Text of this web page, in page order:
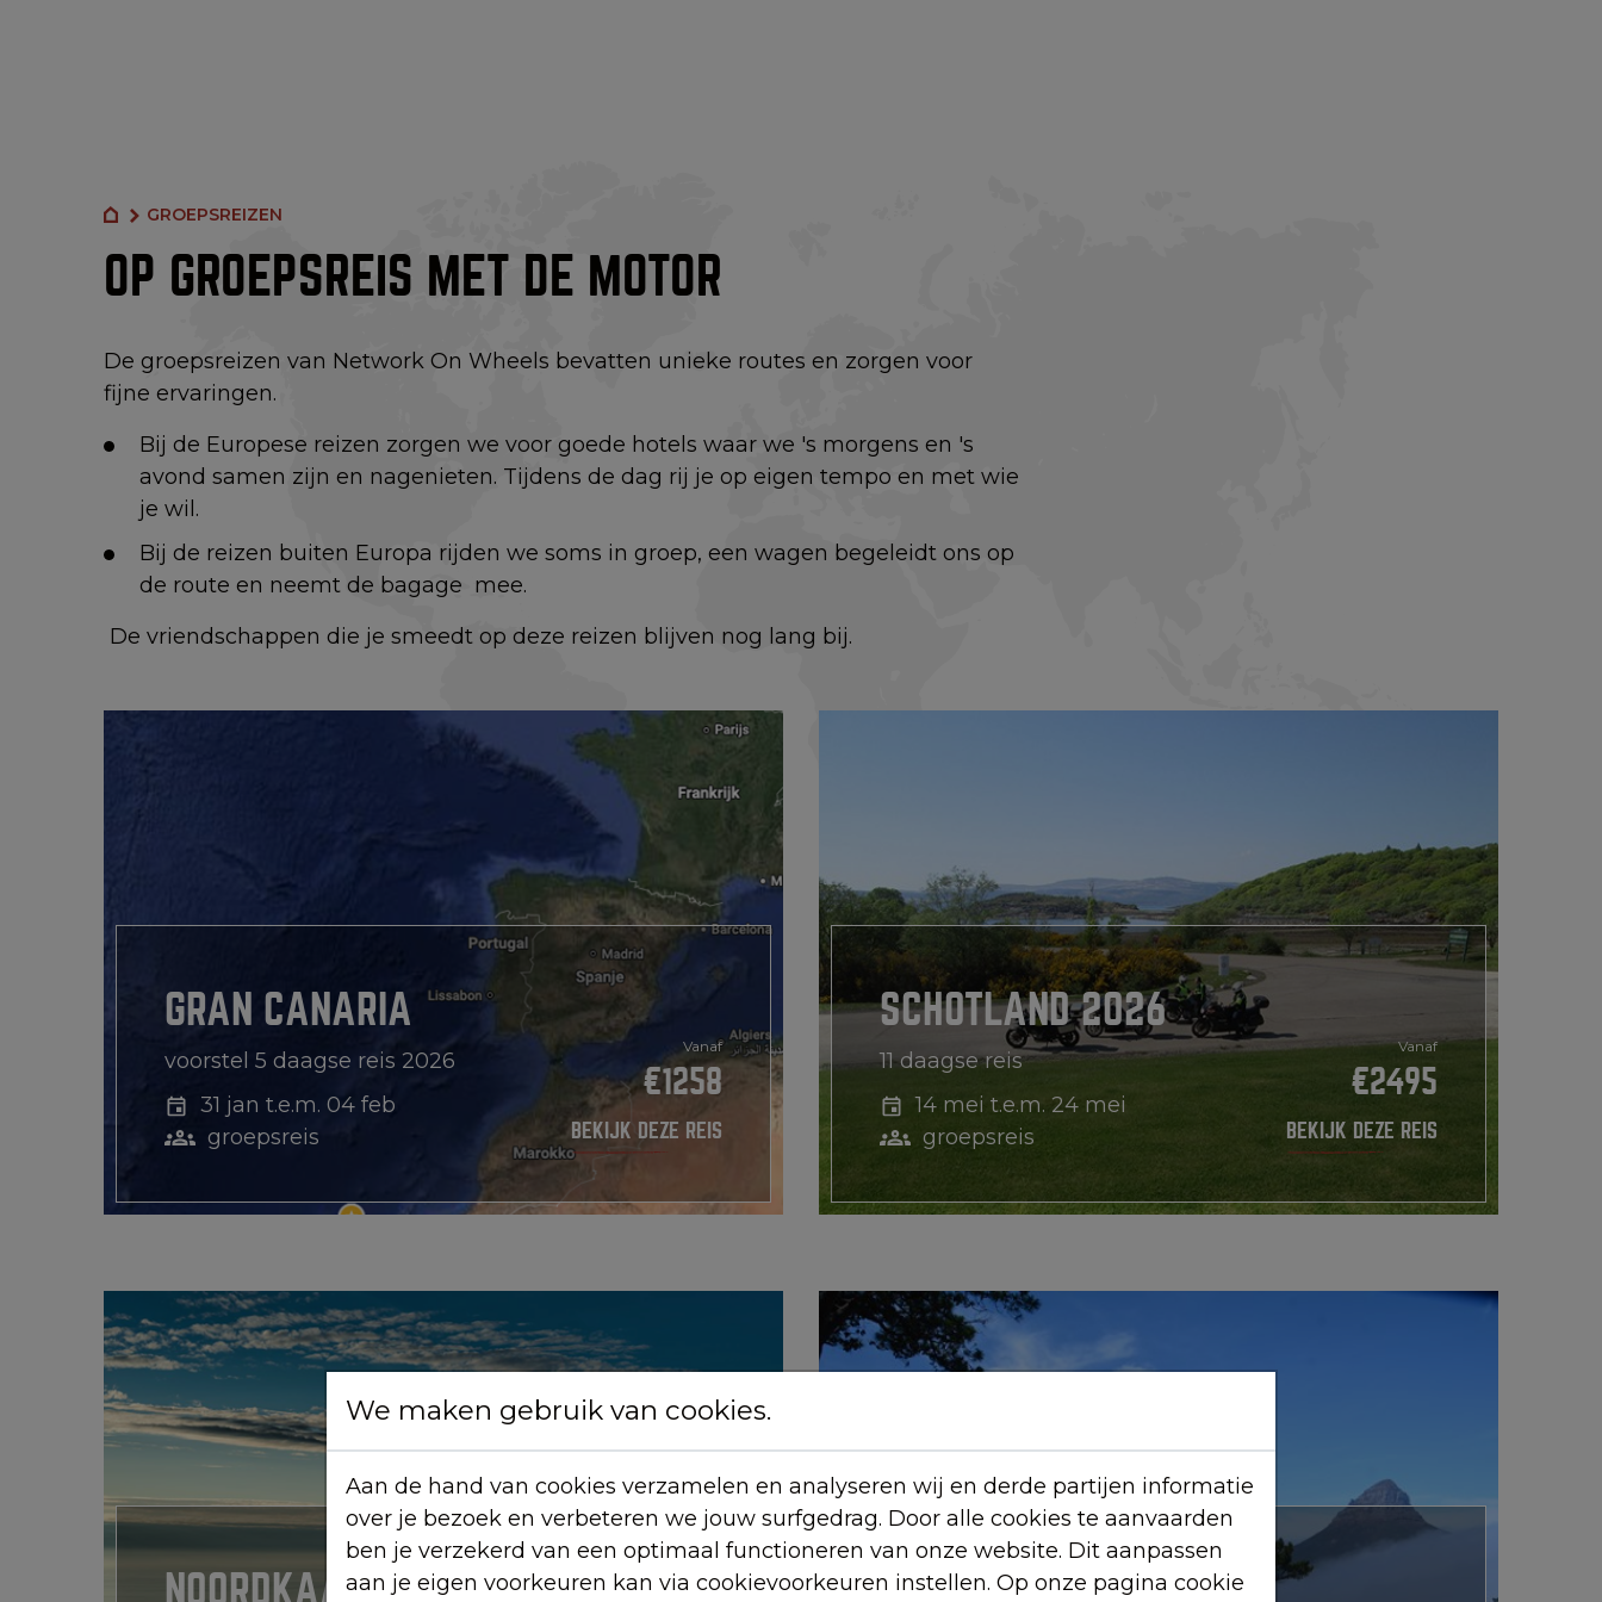
GROEPSREIZEN
OP GROEPSREIS MET DE MOTOR
De groepsreizen van Network On Wheels bevatten unieke routes en zorgen voor
fijne ervaringen.
Bij de Europese reizen zorgen we voor goede hotels waar we 's morgens en 's
avond samen zijn en nagenieten. Tijdens de dag rij je op eigen tempo en met wie
je wil.
Bij de reizen buiten Europa rijden we soms in groep, een wagen begeleidt ons op
de route en neemt de bagage mee.
De vriendschappen die je smeedt op deze reizen blijven nog lang bij.
GRAN CANARIA
voorstel 5 daagse reis 2026
31 jan t.e.m. 04 feb
groepsreis
Vanaf
€1258
BEKIJK DEZE REIS
SCHOTLAND 2026
11 daagse reis
14 mei t.e.m. 24 mei
groepsreis
Vanaf
€2495
BEKIJK DEZE REIS
NOORDKAAP 2026
ZUID-AFRIKA 2026 MET
We maken gebruik van cookies.
Aan de hand van cookies verzamelen en analyseren wij en derde partijen informatie
over je bezoek en verbeteren we jouw surfgedrag. Door alle cookies te aanvaarden
ben je verzekerd van een optimaal functioneren van onze website. Dit aanpassen
aan je eigen voorkeuren kan via cookievoorkeuren instellen. Op onze pagina cookie